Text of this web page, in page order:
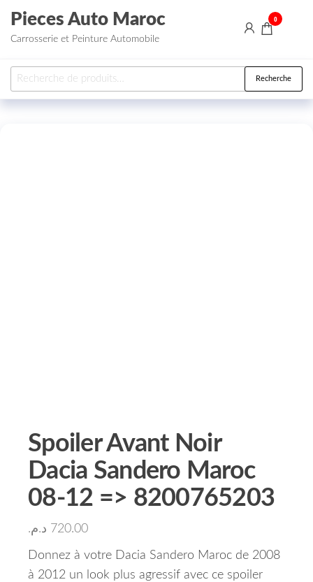
Aller au contenu
Pieces Auto Maroc
Carrosserie et Peinture Automobile
0
Recherche pour : Recherche
Spoiler Avant Noir
Dacia Sandero Maroc
08-12 => 8200765203
720.00 د.م.
Donnez à votre Dacia Sandero Maroc de 2008
à 2012 un look plus agressif avec ce spoiler